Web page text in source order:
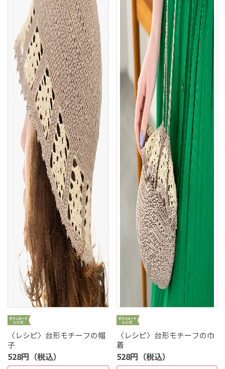
〈レシピ〉台形モチーフの帽
子
528円（税込）
〈レシピ〉台形モチーフの巾
着
528円（税込）